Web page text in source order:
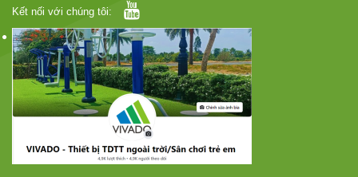
Kết nối với chúng tôi: